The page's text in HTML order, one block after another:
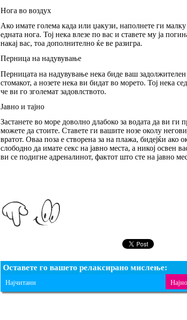
Нога во воздух
Ако имате голема када или џакузи, наполнете ги
едната нога. Тој нека влезе по вас и ставете му ја
накај вас, тоа дополнително ќе ве разигра.
Перница на надувување
Перницата на надувување нека биде ваш задолжителен
стомакот, а нозете нека ви бидат во морето. Тој нека
че ви го зголемат задовлството.
Јавно и тајно
Застанете во море доволно длабоко за водата да ви ги
можете да стоите. Ставете ги вашите нозе околу
вратот. Оваа поза е створена за на плажа, бидејќи ако
слободно да имате секс на јавно места, а никој освен
ви се подигне адреналинот, фактот што сте на јавно
Оставете го вашето релаксирано мислење:
Најчитани